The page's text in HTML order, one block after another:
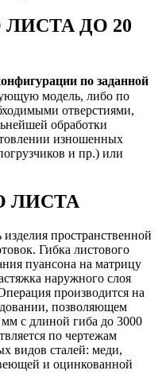
ДО 20
по заданной
модель, либо по
отверстиями,
обработки
изношенных
и пр.) или
ЛИСТА
пространственной
Гибка листового
пуансона на матрицу
наружного слоя
производится на
позволяющем
с длиной гиба до 3000
по чертежам
видов сталей: меди,
и оцинкованной